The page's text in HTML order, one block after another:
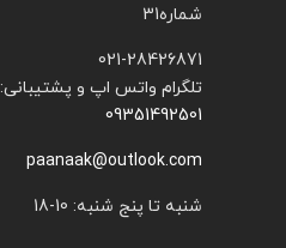
شماره31
021-28426871
تلگرام واتس اپ و پشتیبانی:
09351492501
paanaak@outlook.com
شنبه تا پنج شنبه: 10-18